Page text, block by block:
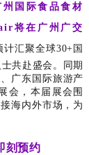
国际食品食材
将在广州广交
计汇聚全球30+国
共赴盛会。同期
广东国际旅游产
会，本届展会围
海内外市场，为
刻预约